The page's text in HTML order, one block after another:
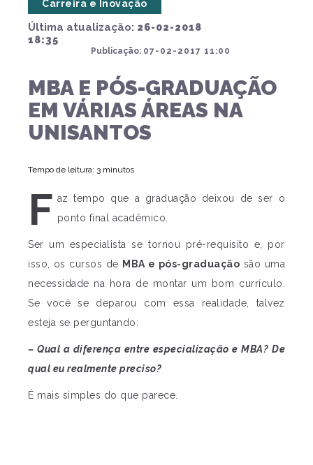
Última atualização: 26-02-2018
18:35
Publicação: 07-02-2017 11:00
Carreira e Inovação
MBA E PÓS-GRADUAÇÃO
EM VÁRIAS ÁREAS NA
UNISANTOS
Tempo de leitura: 3 minutos
F az tempo que a graduação deixou de ser o
ponto final acadêmico.
Ser um especialista se tornou pré-requisito e, por
isso, os cursos de MBA e pós-graduação são uma
necessidade na hora de montar um bom currículo.
Se você se deparou com essa realidade, talvez
esteja se perguntando:
– Qual a diferença entre especialização e MBA? De
qual eu realmente preciso?
É mais simples do que parece.